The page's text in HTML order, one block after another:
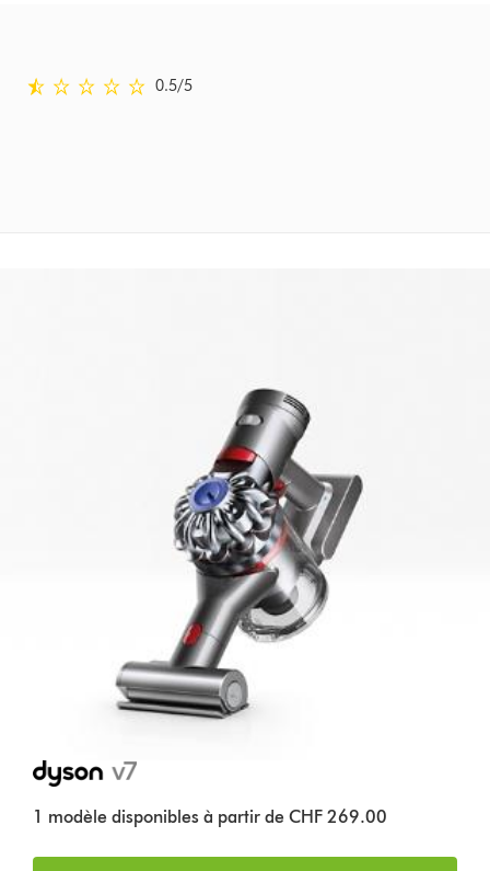
0.5 stars out of 5 from Examiné le Avis
0.5/5
1 modèle disponibles à partir de CHF 269.00